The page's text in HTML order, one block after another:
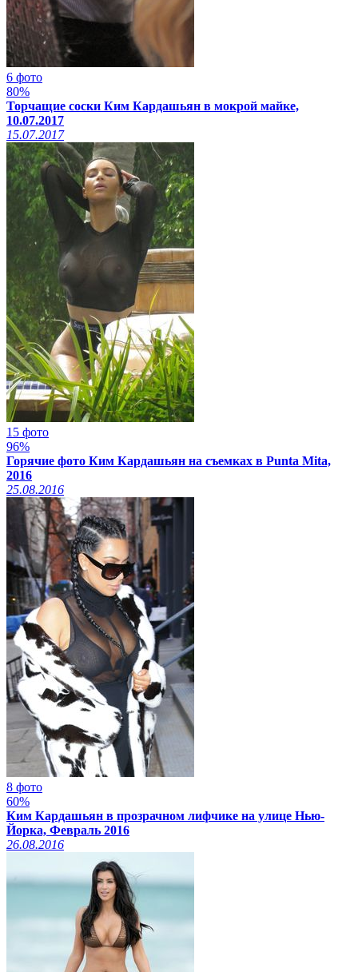
6 фото
80%
Торчащие соски Ким Кардашьян в мокрой майке,
10.07.2017
15.07.2017
15 фото
96%
Горячие фото Ким Кардашьян на съемках в Punta Mita,
2016
25.08.2016
8 фото
60%
Ким Кардашьян в прозрачном лифчике на улице Нью-
Йорка, Февраль 2016
26.08.2016